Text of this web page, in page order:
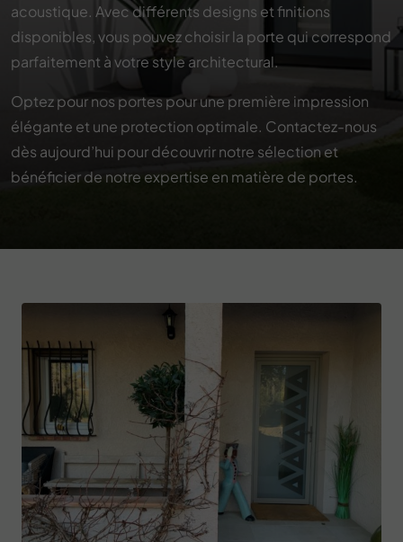
acoustique. Avec différents designs et finitions
disponibles, vous pouvez choisir la porte qui correspond
parfaitement à votre style architectural.
Optez pour nos portes pour une première impression
élégante et une protection optimale. Contactez-nous
dès aujourd’hui pour découvrir notre sélection et
bénéficier de notre expertise en matière de portes.